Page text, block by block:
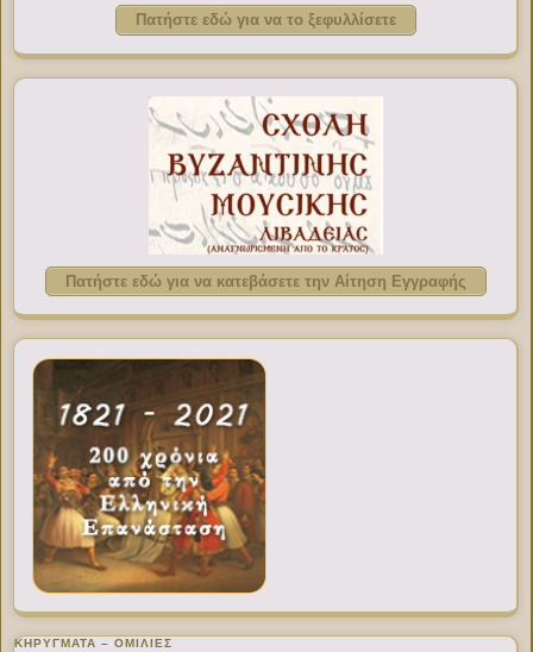
Πατήστε εδώ για να το ξεφυλλίσετε
Πατήστε εδώ για να κατεβάσετε την Αίτηση Εγγραφής
ΚΗΡΥΓΜΑΤΑ – ΟΜΙΛΙΕΣ